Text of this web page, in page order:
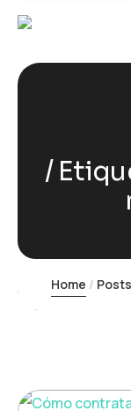
Home